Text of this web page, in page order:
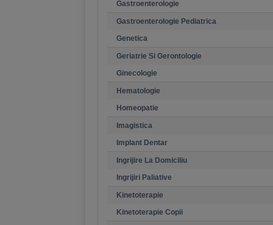
Gastroenterologie
Gastroenterologie Pediatrica
Genetica
Geriatrie Si Gerontologie
Ginecologie
Hematologie
Homeopatie
Imagistica
Implant Dentar
Ingrijire La Domiciliu
Ingrijiri Paliative
Kinetoterapie
Kinetoterapie Copii